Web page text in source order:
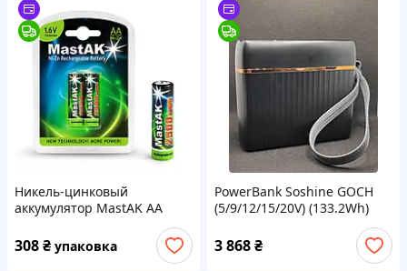
Никель-цинковый
аккумулятор MastAK AA
(2шт)
308₴ упаковка
PowerBank Soshine GOCH
(5/9/12/15/20V) (133.2Wh)
3 868₴